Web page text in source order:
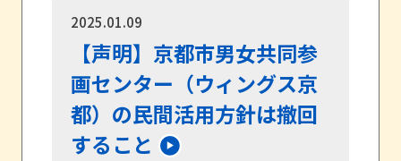
2025.01.09
【声明】京都市男女共同参
画センター（ウィングス京
都）の民間活用方針は撤回
すること